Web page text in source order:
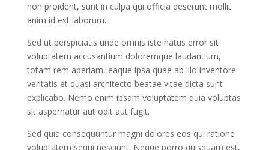
non proident, sunt in culpa qui officia deserunt mollit
anim id est laborum.
Sed ut perspiciatis unde omnis iste natus error sit
voluptatem accusantium doloremque laudantium,
totam rem aperiam, eaque ipsa quae ab illo inventore
veritatis et quasi architecto beatae vitae dicta sunt
explicabo. Nemo enim ipsam voluptatem quia voluptas
sit aspernatur aut odit aut fugit.
Sed quia consequuntur magni dolores eos qui ratione
voluptatem sequi nesciunt. Neque porro quisquam est,